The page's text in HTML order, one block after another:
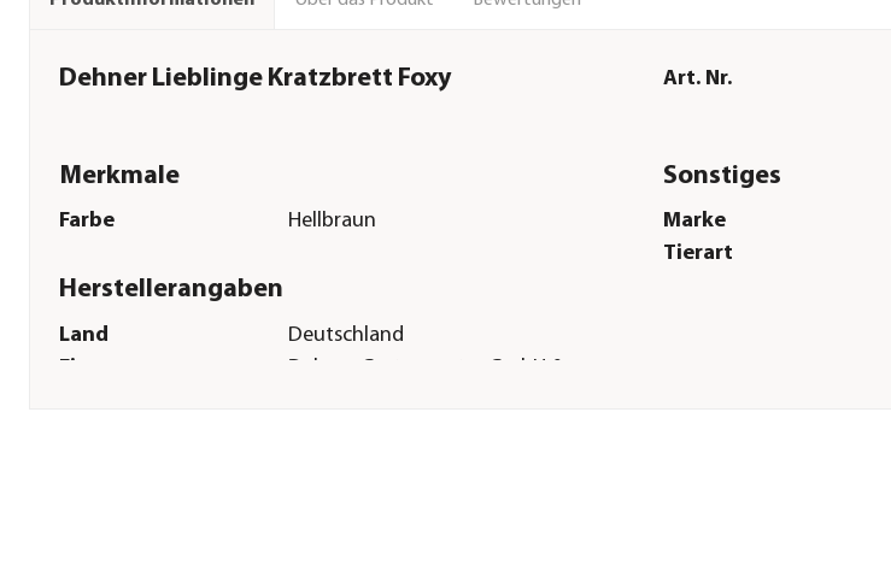
Dehner Lieblinge Kratzbrett Foxy Art. Nr.
Merkmale
Farbe Hellbraun
Sonstiges
Marke
Tierart
Herstellerangaben
Land
Deutschland
Firma
Dehner Gartencenter GmbH &